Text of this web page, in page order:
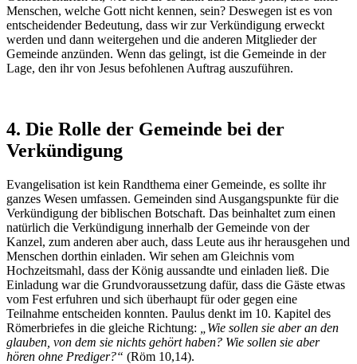
Menschen, welche Gott nicht kennen, sein? Deswegen ist es von
entscheidender Bedeutung, dass wir zur Verkündigung erweckt
werden und dann weitergehen und die anderen Mitglieder der
Gemeinde anzünden. Wenn das gelingt, ist die Gemeinde in der
Lage, den ihr von Jesus befohlenen Auftrag auszuführen.
4. Die Rolle der Gemeinde bei der
Verkündigung
Evangelisation ist kein Randthema einer Gemeinde, es sollte ihr
ganzes Wesen umfassen. Gemeinden sind Ausgangspunkte für die
Verkündigung der biblischen Botschaft. Das beinhaltet zum einen
natürlich die Verkündigung innerhalb der Gemeinde von der
Kanzel, zum anderen aber auch, dass Leute aus ihr herausgehen und
Menschen dorthin einladen. Wir sehen am Gleichnis vom
Hochzeitsmahl, dass der König aussandte und einladen ließ. Die
Einladung war die Grundvoraussetzung dafür, dass die Gäste etwas
vom Fest erfuhren und sich überhaupt für oder gegen eine
Teilnahme entscheiden konnten. Paulus denkt im 10. Kapitel des
Römerbriefes in die gleiche Richtung:
„Wie sollen sie aber an den
glauben, von dem sie nichts gehört haben? Wie sollen sie aber
hören ohne Prediger?“ (Röm 10,14).